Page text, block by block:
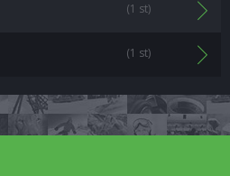
(1 st)
(1 st)